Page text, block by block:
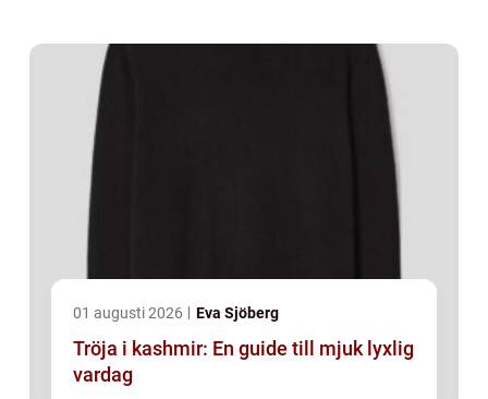
01 augusti 2026 Eva Sjöberg
Tröja i kashmir: En guide till mjuk lyxlig
vardag